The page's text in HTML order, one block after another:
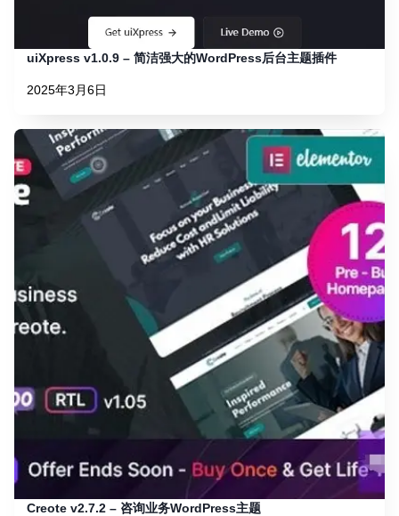
uiXpress v1.0.9 – 简洁强大的WordPress后台主题插件
2025年3月6日
Creote v2.7.2 – 咨询业务WordPress主题